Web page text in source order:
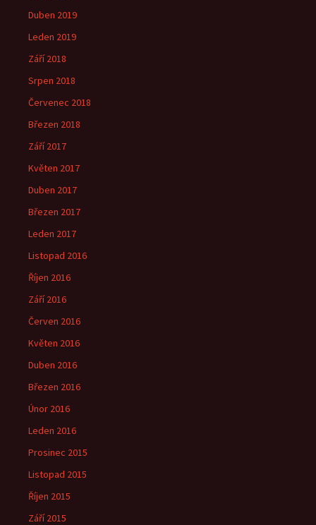
Duben 2019
Leden 2019
Září 2018
Srpen 2018
Červenec 2018
Březen 2018
Září 2017
Květen 2017
Duben 2017
Březen 2017
Leden 2017
Listopad 2016
Říjen 2016
Září 2016
Červen 2016
Květen 2016
Duben 2016
Březen 2016
Únor 2016
Leden 2016
Prosinec 2015
Listopad 2015
Říjen 2015
Září 2015